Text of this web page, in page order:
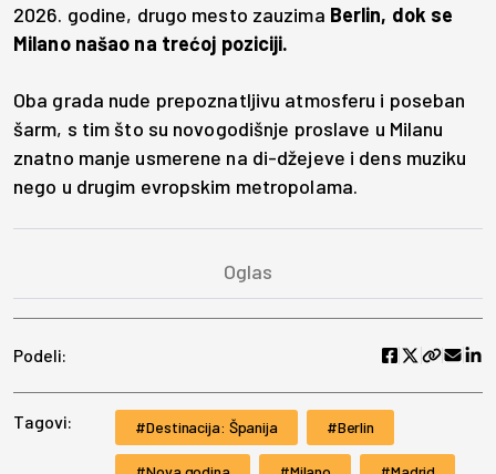
2026. godine, drugo mesto zauzima Berlin, dok se
Milano našao na trećoj poziciji.
Oba grada nude prepoznatljivu atmosferu i poseban
šarm, s tim što su novogodišnje proslave u Milanu
znatno manje usmerene na di-džejeve i dens muziku
nego u drugim evropskim metropolama.
Podeli:
Tagovi: Destinacija: Španija Berlin